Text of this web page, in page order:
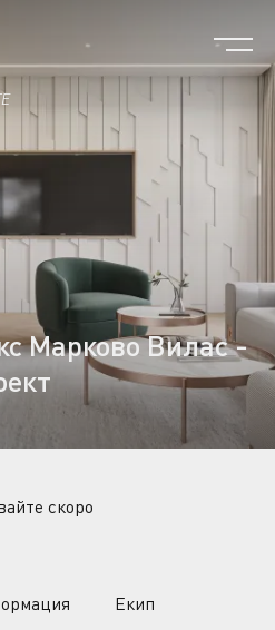
Марково Вилас -
скоро
Екип